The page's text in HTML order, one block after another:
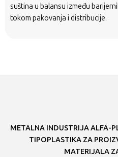
suština u balansu između
tokom pakovanja i distribucije.
METALNA INDUSTRIJA ALFA-
TIPOPLASTIKA ZA
MATERIJALA